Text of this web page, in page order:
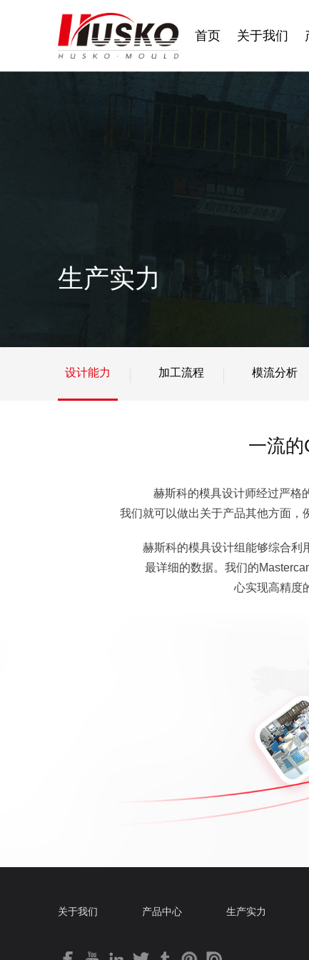
首页 关于我们
生产实力
设计能力 加工流程 模流分析
一流
赫斯科的模具设计师经过严格
我们就可以做出关于产品其他方面，
赫斯科的模具设计组能够综合利
最详细的数据。我们的
心实现高精度
关于我们 产品中心 生产实力